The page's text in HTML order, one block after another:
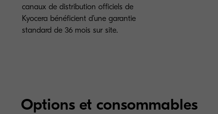
canaux de distribution officiels de
Kyocera bénéficient d’une garantie
standard de 36 mois sur site.
Options et consommables